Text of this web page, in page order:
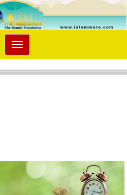
Toggle
navigation